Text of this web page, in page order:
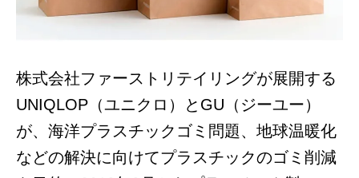
株式会社ファーストリテイリングが展開する
UNIQLOP（ユニクロ）とGU（ジーユー）
が、海洋プラスチックゴミ問題、地球温暖化
などの解決に向けてプラスチックのゴミ削減